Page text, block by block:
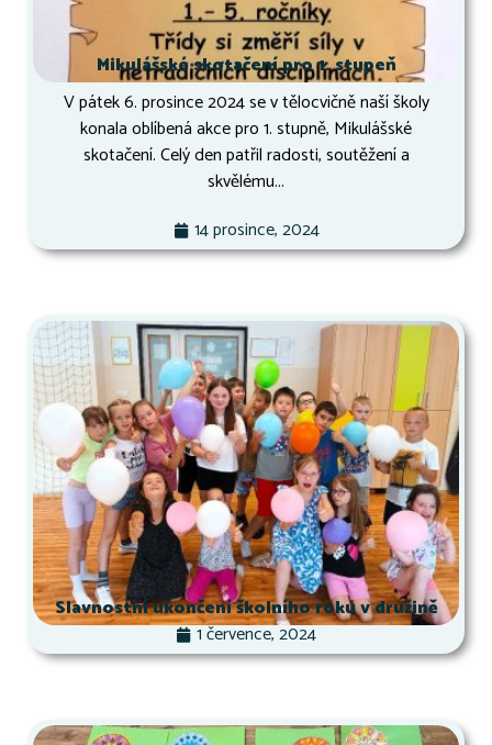
Mikulášské skotačení pro 1. stupeň
V pátek 6. prosince 2024 se v tělocvičně naší školy
konala oblíbená akce pro 1. stupně, Mikulášské
skotačení. Celý den patřil radosti, soutěžení a
skvělému...
14 prosince, 2024
Slavnostní ukončení školního roku v družině
1 července, 2024